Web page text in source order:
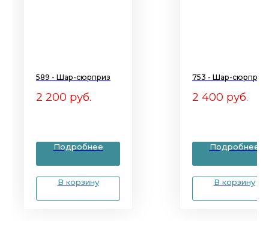
589 - Шар-сюрприз
2 200 руб.
Подробнее
В корзину
753 - Шар-сюрприз
2 400 руб.
Подробнее
В корзину